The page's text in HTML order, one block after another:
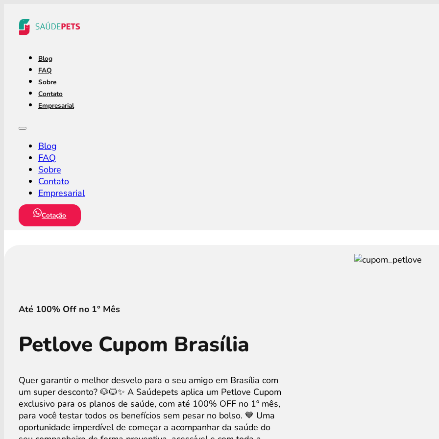
Blog
FAQ
Sobre
Contato
Empresarial
Blog
FAQ
Sobre
Contato
Empresarial
Cotação
Até 100% Off no 1° Mês
Petlove Cupom Brasília
Quer garantir o melhor desvelo para o seu amigo em Brasília com
um super desconto? 🐶🐱✨ A Saúdepets aplica um Petlove Cupom
exclusivo para os planos de saúde, com até 100% OFF no 1º mês,
para você testar todos os benefícios sem pesar no bolso. 💙 Uma
oportunidade imperdível de começar a acompanhar da saúde do